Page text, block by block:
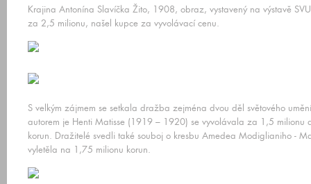
Krajina Antonína Slavíčka Žito, 1908, obraz, vystavený na výstavě
za 2,5 milionu, našel kupce za vyvolávací cenu.
S velkým zájmem se setkala dražba zejména dvou děl světového
autorem je Henti Matisse (1919 – 1920) se vyvolávala za 1,5
korun. Dražitelé svedli také souboj o kresbu Amedea Modiglianiho -
vyletěla na 1,75 milionu korun.